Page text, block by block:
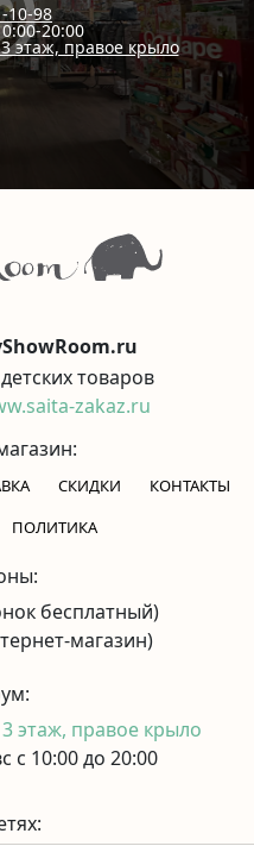
10-98
20:00
этаж, правое крыло
товаров
zakaz.ru
СКИДКИ
КОНТАКТЫ
ПОЛИТИКА
бесплатный)
магазин)
этаж, правое крыло
с 10:00 до 20:00